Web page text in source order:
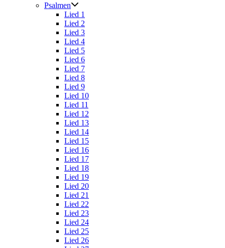
Psalmen
Lied 1
Lied 2
Lied 3
Lied 4
Lied 5
Lied 6
Lied 7
Lied 8
Lied 9
Lied 10
Lied 11
Lied 12
Lied 13
Lied 14
Lied 15
Lied 16
Lied 17
Lied 18
Lied 19
Lied 20
Lied 21
Lied 22
Lied 23
Lied 24
Lied 25
Lied 26